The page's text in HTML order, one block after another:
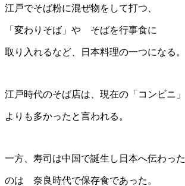
江戸でそば粉に混ぜ物をして打つ、
「変わりそば」や そばを行事食に
取り入れるなど、日本料理の一つになる。
江戸時代のそば店は、現在の「コンビニ」
よりも多かったと言われる。
一方、寿司は中国で誕生し日本へ伝わった
のは 奈良時代で保存食であった。